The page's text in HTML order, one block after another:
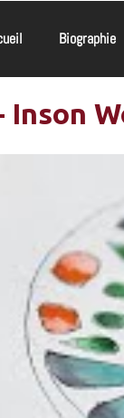
Biographie
Inson